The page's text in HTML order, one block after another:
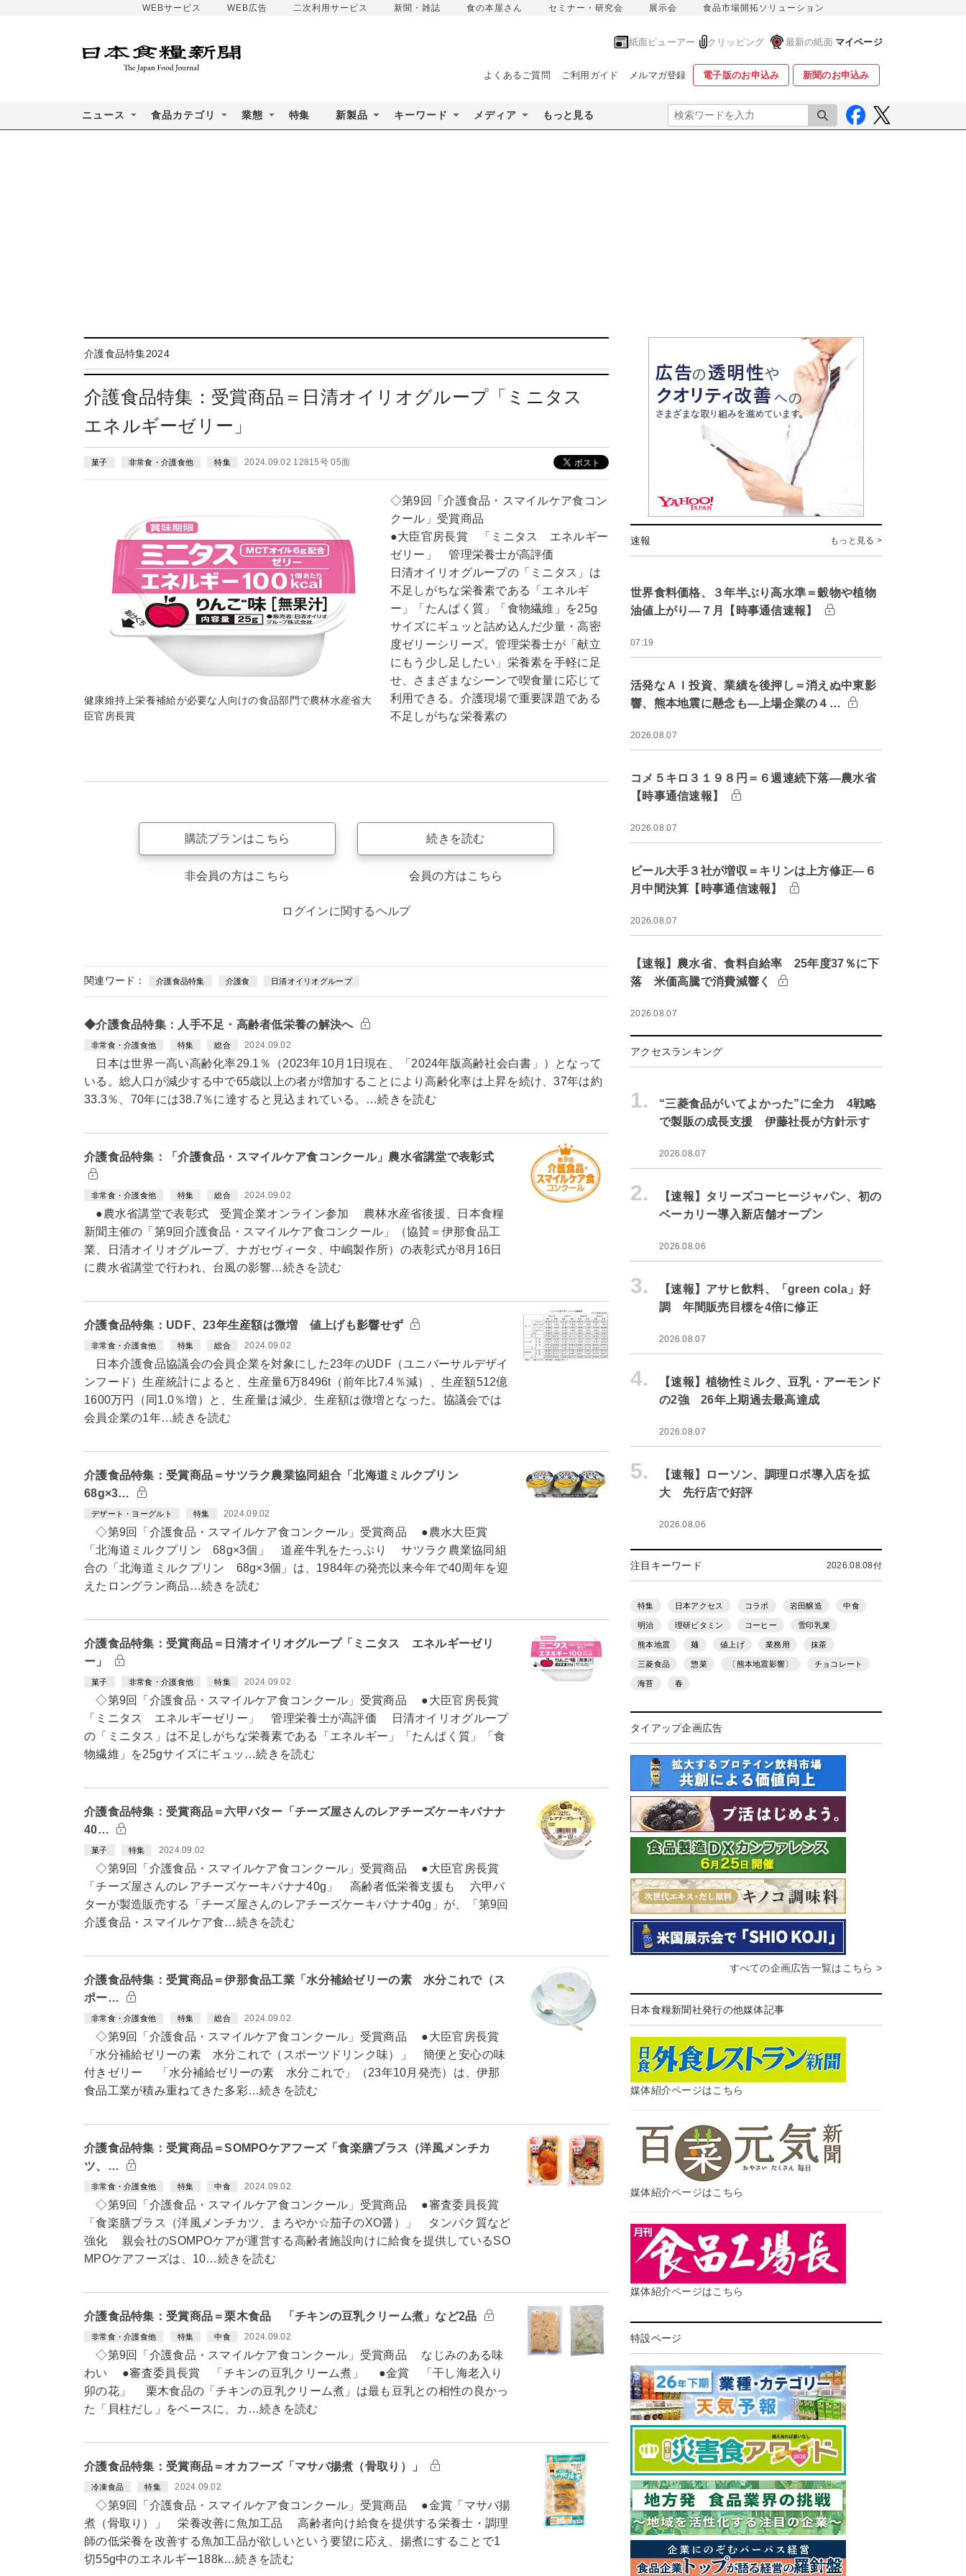
WEBサービス WEB広告 二次利用サービス 新聞・雑誌 食の本屋さん セミナー・研究会 展示会 食品市場開拓ソリューション
紙面ビューアー クリッピング 最新の紙面 マイページ
よくあるご質問 ご利用ガイド メルマガ登録 電子版のお申込み 新聞のお申込み
ニュース 食品カテゴリ 業態 特集 新製品 キーワード メディア もっと見る 検索
介護食品特集2024
介護食品特集：受賞商品＝日清オイリオグループ「ミニタス
エネルギーゼリー」
菓子 非常食・介護食他 特集 2024.09.02 12815号 05面
健康維持上栄養補給が必要な人向けの食品部門で農林水産省大
臣官房長賞
◇第9回「介護食品・スマイルケア食コン
クール」受賞商品
●大臣官房長賞 「ミニタス エネルギー
ゼリー」 管理栄養士が高評価
日清オイリオグループの「ミニタス」は
不足しがちな栄養素である「エネルギ
ー」「たんぱく質」「食物繊維」を25g
サイズにギュッと詰め込んだ少量・高密
度ゼリーシリーズ。管理栄養士が「献立
にもう少し足したい」栄養素を手軽に足
せ、さまざまなシーンで喫食量に応じて
利用できる。介護現場で重要課題である
不足しがちな栄養素の
購読プランはこちら
非会員の方はこちら
続きを読む
会員の方はこちら
ログインに関するヘルプ
関連ワード： 介護食品特集 介護食 日清オイリオグループ
◆介護食品特集：人手不足・高齢者低栄養の解決へ
非常食・介護食他 特集 総合 2024.09.02
日本は世界一高い高齢化率29.1％（2023年10月1日現在、「2024年版高齢社会白書」）となって
いる。総人口が減少する中で65歳以上の者が増加することにより高齢化率は上昇を続け、37年は約
33.3％、70年には38.7％に達すると見込まれている。…続きを読む
介護食品特集：「介護食品・スマイルケア食コンクール」農水省講堂で表彰式
非常食・介護食他 特集 総合 2024.09.02
●農水省講堂で表彰式 受賞企業オンライン参加 農林水産省後援、日本食糧
新聞主催の「第9回介護食品・スマイルケア食コンクール」（協賛＝伊那食品工
業、日清オイリオグループ、ナガセヴィータ、中嶋製作所）の表彰式が8月16日
に農水省講堂で行われ、台風の影響…続きを読む
介護食品特集：UDF、23年生産額は微増 値上げも影響せず
非常食・介護食他 特集 総合 2024.09.02
日本介護食品協議会の会員企業を対象にした23年のUDF（ユニバーサルデザイ
ンフード）生産統計によると、生産量6万8496t（前年比7.4％減）、生産額512億
1600万円（同1.0％増）と、生産量は減少、生産額は微増となった。協議会では
会員企業の1年…続きを読む
介護食品特集：受賞商品＝サツラク農業協同組合「北海道ミルクプリン
68g×3…
デザート・ヨーグルト 特集 2024.09.02
◇第9回「介護食品・スマイルケア食コンクール」受賞商品 ●農水大臣賞
「北海道ミルクプリン 68g×3個」 道産牛乳をたっぷり サツラク農業協同組
合の「北海道ミルクプリン 68g×3個」は、1984年の発売以来今年で40周年を迎
えたロングラン商品…続きを読む
介護食品特集：受賞商品＝日清オイリオグループ「ミニタス エネルギーゼリ
ー」
菓子 非常食・介護食他 特集 2024.09.02
◇第9回「介護食品・スマイルケア食コンクール」受賞商品 ●大臣官房長賞
「ミニタス エネルギーゼリー」 管理栄養士が高評価 日清オイリオグループ
の「ミニタス」は不足しがちな栄養素である「エネルギー」「たんぱく質」「食
物繊維」を25gサイズにギュッ…続きを読む
介護食品特集：受賞商品＝六甲バター「チーズ屋さんのレアチーズケーキバナナ
40…
菓子 特集 2024.09.02
◇第9回「介護食品・スマイルケア食コンクール」受賞商品 ●大臣官房長賞
「チーズ屋さんのレアチーズケーキバナナ40g」 高齢者低栄養支援も 六甲バ
ターが製造販売する「チーズ屋さんのレアチーズケーキバナナ40g」が、「第9回
介護食品・スマイルケア食…続きを読む
介護食品特集：受賞商品＝伊那食品工業「水分補給ゼリーの素 水分これで（ス
ポー…
非常食・介護食他 特集 総合 2024.09.02
◇第9回「介護食品・スマイルケア食コンクール」受賞商品 ●大臣官房長賞
「水分補給ゼリーの素 水分これで（スポーツドリンク味）」 簡便と安心の味
付きゼリー 「水分補給ゼリーの素 水分これで」（23年10月発売）は、伊那
食品工業が積み重ねてきた多彩…続きを読む
介護食品特集：受賞商品＝SOMPOケアフーズ「食楽膳プラス（洋風メンチカ
ツ、…
非常食・介護食他 特集 中食 2024.09.02
◇第9回「介護食品・スマイルケア食コンクール」受賞商品 ●審査委員長賞
「食楽膳プラス（洋風メンチカツ、まろやか☆茄子のXO醤）」 タンパク質など
強化 親会社のSOMPOケアが運営する高齢者施設向けに給食を提供しているSO
MPOケアフーズは、10…続きを読む
介護食品特集：受賞商品＝栗木食品 「チキンの豆乳クリーム煮」など2品
非常食・介護食他 特集 中食 2024.09.02
◇第9回「介護食品・スマイルケア食コンクール」受賞商品 なじみのある味
わい ●審査委員長賞 「チキンの豆乳クリーム煮」 ●金賞 「干し海老入り
卯の花」 栗木食品の「チキンの豆乳クリーム煮」は最も豆乳との相性の良かっ
た「貝柱だし」をベースに、カ…続きを読む
介護食品特集：受賞商品＝オカフーズ「マサバ揚煮（骨取り）」
冷凍食品 特集 2024.09.02
◇第9回「介護食品・スマイルケア食コンクール」受賞商品 ●金賞「マサバ揚
煮（骨取り）」 栄養改善に魚加工品 高齢者向け給食を提供する栄養士・調理
師の低栄養を改善する魚加工品が欲しいという要望に応え、揚煮にすることで1
切55g中のエネルギー188k…続きを読む
速報 もっと見る >
世界食料価格、３年半ぶり高水準＝穀物や植物
油値上がり―７月【時事通信速報】
07:19
活発なＡＩ投資、業績を後押し＝消えぬ中東影
響、熊本地震に懸念も―上場企業の４…
2026.08.07
コメ５キロ３１９８円＝６週連続下落―農水省
【時事通信速報】
2026.08.07
ビール大手３社が増収＝キリンは上方修正―６
月中間決算【時事通信速報】
2026.08.07
【速報】農水省、食料自給率 25年度37％に下
落 米価高騰で消費減響く
2026.08.07
アクセスランキング
1.
“三菱食品がいてよかった”に全力 4戦略
で製販の成長支援 伊藤社長が方針示す
2026.08.07
2.
【速報】タリーズコーヒージャパン、初の
ベーカリー導入新店舗オープン
2026.08.06
3.
【速報】アサヒ飲料、「green cola」好
調 年間販売目標を4倍に修正
2026.08.07
4.
【速報】植物性ミルク、豆乳・アーモンド
の2強 26年上期過去最高達成
2026.08.07
5.
【速報】ローソン、調理ロボ導入店を拡
大 先行店で好評
2026.08.06
注目キーワード 2026.08.08付
特集 日本アクセス コラボ 岩田醸造 中食
明治 理研ビタミン コーヒー 雪印乳業
熊本地震 麺 値上げ 業務用 抹茶
三菱食品 惣菜 〔熊本地震影響〕 チョコレート
海苔 春
タイアップ企画広告
すべての企画広告一覧はこちら >
日本食糧新聞社発行の他媒体記事
媒体紹介ページはこちら
媒体紹介ページはこちら
媒体紹介ページはこちら
特設ページ